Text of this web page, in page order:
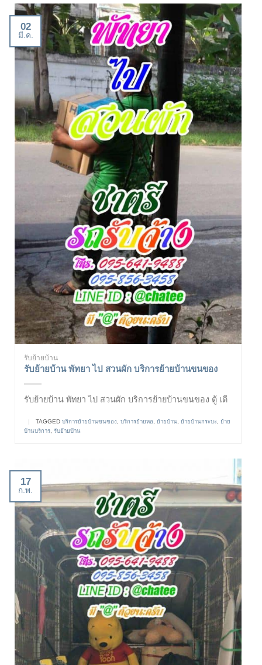
02
มี.ค.
รับย้ายบ้าน
รับย้ายบ้าน พัทยา ไป สวนผัก บริการย้ายบ้านขนของ
รับย้ายบ้าน พัทยา ไป สวนผัก บริการย้ายบ้านขนของ ตู้ เตี
| TAGGED บริการย้ายบ้านขนของ, บริการย้ายหอ, ย้ายบ้าน, ย้ายบ้านกระบะ, ย้าย
บ้านบริการ, รับย้ายบ้าน
17
ก.พ.